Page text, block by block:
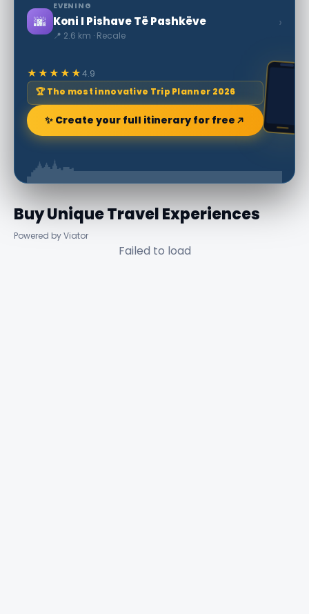
🌆
EVENING
Koni I Pishave Të Pashkëve
📍 2.6 km · Recale
›
★★★★★4.9
🏆 The most innovative Trip Planner 2026
✨ Create your full itinerary for free
Buy Unique Travel Experiences
Powered by Viator
Failed to load